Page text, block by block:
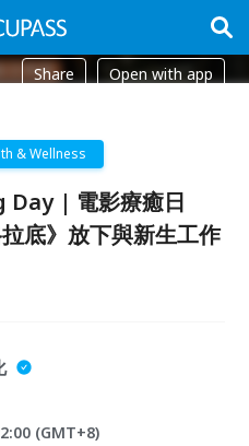
Share Open with app
& Wellness
| 電影療癒日
底》放下與新生工作
(GMT+8)